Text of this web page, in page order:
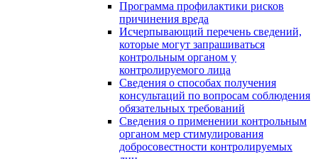
Программа профилактики рисков
причинения вреда
Исчерпывающий перечень сведений,
которые могут запрашиваться
контрольным органом у
контролируемого лица
Сведения о способах получения
консультаций по вопросам соблюдения
обязательных требований
Сведения о применении контрольным
органом мер стимулирования
добросовестности контролируемых